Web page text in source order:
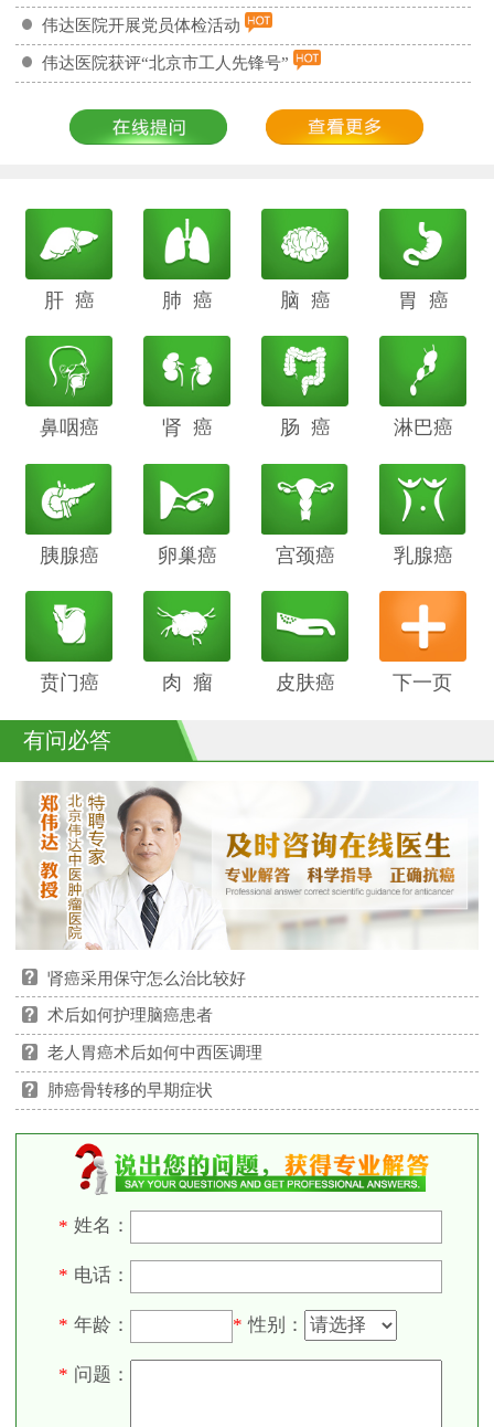
伟达医院开展党员体检活动
伟达医院获评“北京市工人先锋号”
下一页
肝 癌 阴道癌肺 癌 甲状腺癌
脑 癌 前列腺癌
胃 癌
鼻咽癌 胆管癌肾 癌
子宫内膜
癌
肠 癌 膀胱癌
淋巴癌
胰腺癌 鳞癌
卵巢癌 骨癌
宫颈癌 喉癌
乳腺癌
贲门癌 阴茎癌肉 瘤 白血病皮肤癌
有问必答
肾癌采用保守怎么治比较好
术后如何护理脑癌患者
老人胃癌术后如何中西医调理
肺癌骨转移的早期症状
* 姓名：
* 电话：
* 年龄： * 性别：
* 问题：